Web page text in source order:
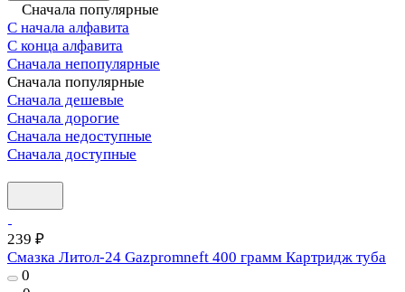
Сначала популярные
С начала алфавита
С конца алфавита
Сначала непопулярные
Сначала популярные
Сначала дешевые
Сначала дорогие
Сначала недоступные
Сначала доступные
239 ₽
Смазка Литол-24 Gazpromneft 400 грамм Картридж туба
0